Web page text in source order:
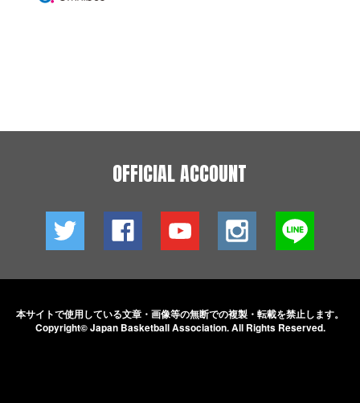
OFFICIAL ACCOUNT
本サイトで使用している文章・画像等の無断での複製・転載を禁止します。
Copyright© Japan Basketball Association.All Rights Reserved.